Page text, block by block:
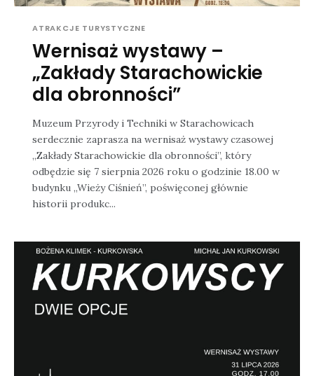
ATRAKCJE TURYSTYCZNE
Wernisaż wystawy –
„Zakłady Starachowickie
dla obronności”
Muzeum Przyrody i Techniki w Starachowicach
serdecznie zaprasza na wernisaż wystawy czasowej
„Zakłady Starachowickie dla obronności”, który
odbędzie się 7 sierpnia 2026 roku o godzinie 18.00 w
budynku „Wieży Ciśnień”, poświęconej głównie
historii produkc...